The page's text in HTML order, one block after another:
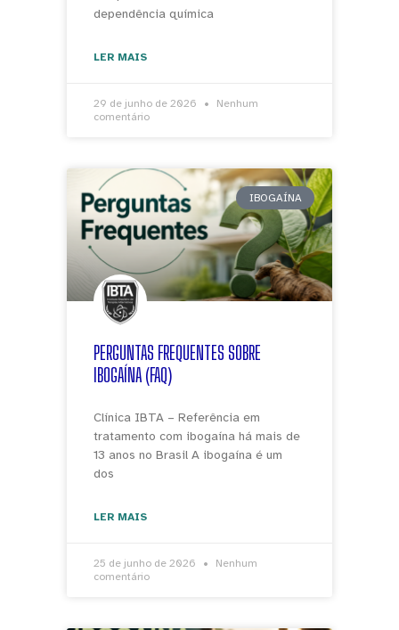
dependência química
LER MAIS
29 de junho de 2026
Nenhum
comentário
IBOGAÍNA
PERGUNTAS FREQUENTES SOBRE
IBOGAÍNA (FAQ)
Clínica IBTA – Referência em
tratamento com ibogaína há mais de
13 anos no Brasil A ibogaína é um
dos
LER MAIS
25 de junho de 2026
Nenhum
comentário